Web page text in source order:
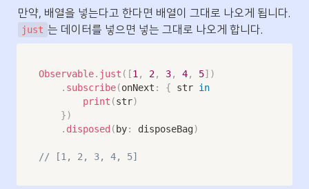
just 는 데이터를 넣으면 넣는 그대로 나오게 합니다.
Observable. just ( [1 , 2, 3, 4, 5] )
. subscribe(onNext : { str in
print (str)
})
. disposed ( by: disposeBag)
// [1, 2, 3, 4, 5]